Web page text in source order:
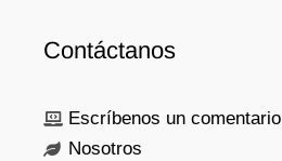
Contáctanos
Escríbenos un comentario
Nosotros